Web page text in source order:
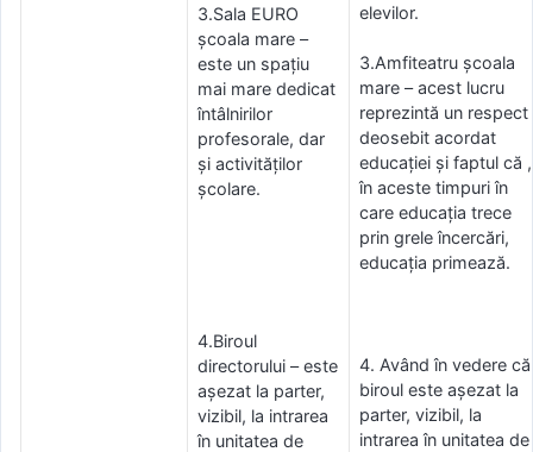
3.Sala EURO
școala mare –
este un spaţiu
mai mare dedicat
întâlnirilor
profesorale, dar
și activităților
școlare.
4.Biroul
directorului – este
așezat la parter,
vizibil, la intrarea
în unitatea de
elevilor.
3.Amfiteatru școala
mare – acest lucru
reprezintă un respect
deosebit acordat
educației și faptul că ,
în aceste timpuri în
care educația trece
prin grele încercări,
educația primează.
4. Având în vedere că
biroul este așezat la
parter, vizibil, la
intrarea în unitatea de